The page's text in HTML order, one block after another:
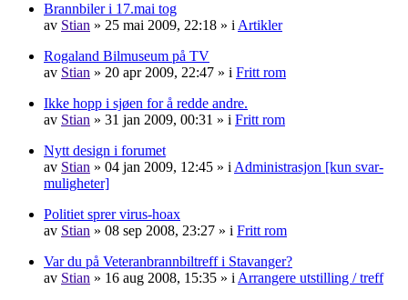
Brannbiler i 17.mai tog
av Stian » 25 mai 2009, 22:18 » iArtikler
Rogaland Bilmuseum på TV
av Stian » 20 apr 2009, 22:47 » i Fritt rom
Ikke hopp i sjøen for å redde andre.
av Stian » 31 jan 2009, 00:31 » i Fritt rom
Nytt design i forumet
av Stian » 04 jan 2009, 12:45 » iAdministrasjon [kun svar-
muligheter]
Politiet sprer virus-hoax
av Stian » 08 sep 2008, 23:27 » i Fritt rom
Var du på Veteranbrannbiltreff i Stavanger?
av Stian » 16 aug 2008, 15:35 » iArrangere utstilling / treff